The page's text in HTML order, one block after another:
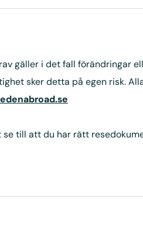
gäller i det fall förändringar
sker detta på egen risk.
till att du har rätt